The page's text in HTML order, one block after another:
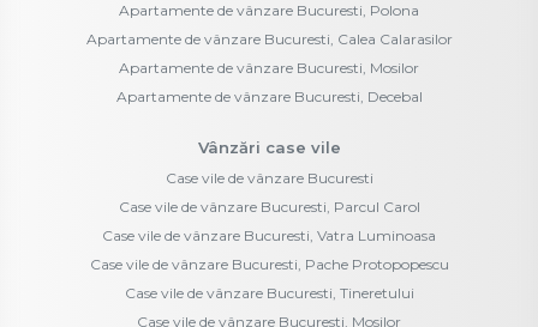
Apartamente de vânzare Bucuresti, Polona
Apartamente de vânzare Bucuresti, Calea Calarasilor
Apartamente de vânzare Bucuresti, Mosilor
Apartamente de vânzare Bucuresti, Decebal
Vânzări case vile
Case vile de vânzare Bucuresti
Case vile de vânzare Bucuresti, Parcul Carol
Case vile de vânzare Bucuresti, Vatra Luminoasa
Case vile de vânzare Bucuresti, Pache Protopopescu
Case vile de vânzare Bucuresti, Tineretului
Case vile de vânzare Bucuresti, Mosilor